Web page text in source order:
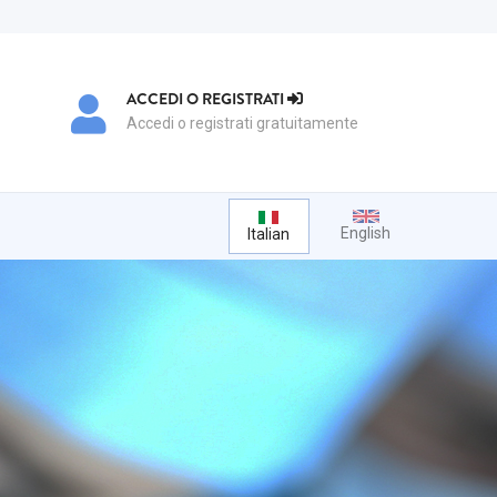
ACCEDI O REGISTRATI
Accedi o registrati gratuitamente
Italian English